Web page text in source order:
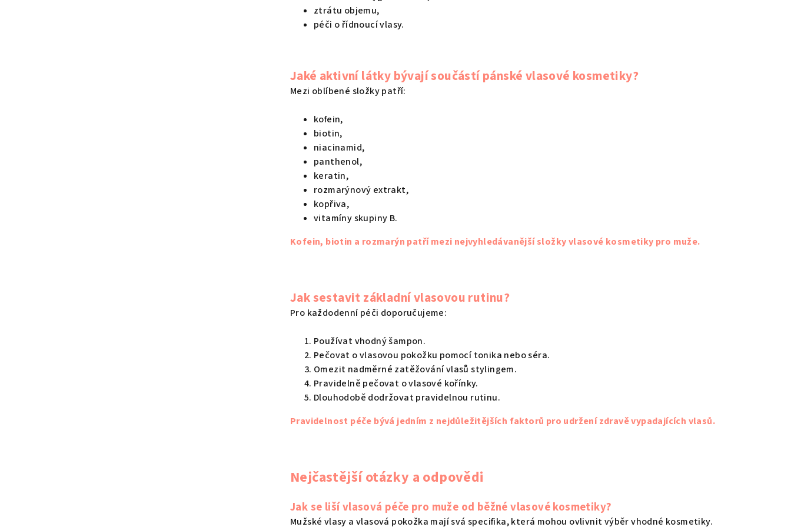
ztrátu objemu,
péči o řídnoucí vlasy.
Jaké aktivní látky bývají součástí pánské vlasové kosmetiky?
Mezi oblíbené složky patří:
kofein,
biotin,
niacinamid,
panthenol,
keratin,
rozmarýnový extrakt,
kopřiva,
vitamíny skupiny B.
Kofein, biotin a rozmarýn patří mezi nejvyhledávanější složky vlasové kosmetiky pro muže.
Jak sestavit základní vlasovou rutinu?
Pro každodenní péči doporučujeme:
Používat vhodný šampon.
Pečovat o vlasovou pokožku pomocí tonika nebo séra.
Omezit nadměrné zatěžování vlasů stylingem.
Pravidelně pečovat o vlasové kořínky.
Dlouhodobě dodržovat pravidelnou rutinu.
Pravidelnost péče bývá jedním z nejdůležitějších faktorů pro udržení zdravě vypadajících vlasů.
Nejčastější otázky a odpovědi
Jak se liší vlasová péče pro muže od běžné vlasové kosmetiky?
Mužské vlasy a vlasová pokožka mají svá specifika, která mohou ovlivnit výběr vhodné kosmetiky.